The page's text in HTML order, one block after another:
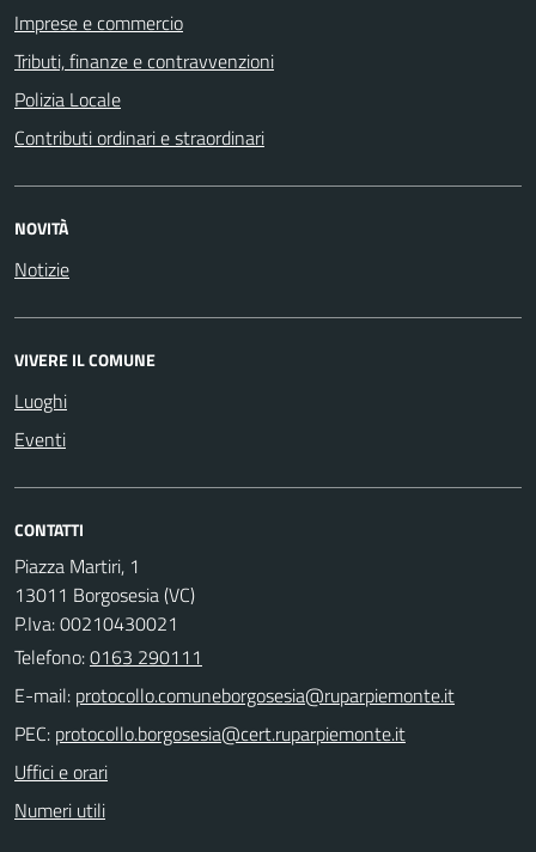
Imprese e commercio
Tributi, finanze e contravvenzioni
Polizia Locale
Contributi ordinari e straordinari
NOVITÀ
Notizie
VIVERE IL COMUNE
Luoghi
Eventi
CONTATTI
Piazza Martiri, 1
13011 Borgosesia (VC)
P.Iva: 00210430021
Telefono:0163 290111
E-mail:
PEC:
Uffici e orari
Numeri utili